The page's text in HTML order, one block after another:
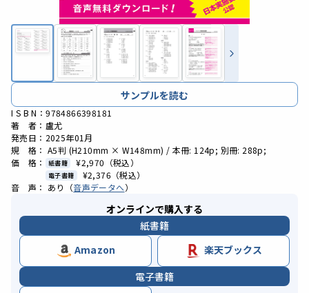
サンプルを読む
I S B N：9784866398181
著 者：盧尤
発売日：2025年01月
規 格： A5判 (H210mm × W148mm) / 本冊: 124p; 別冊: 288p;
価 格：
紙書籍 ¥2,970 （税込）
電子書籍 ¥2,376 （税込）
音 声： あり（音声データへ）
オンラインで購入する
紙書籍
Amazon
楽天ブックス
電子書籍